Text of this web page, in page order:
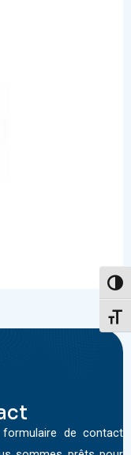
de contact